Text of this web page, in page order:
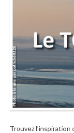
Trouvez l’inspiration